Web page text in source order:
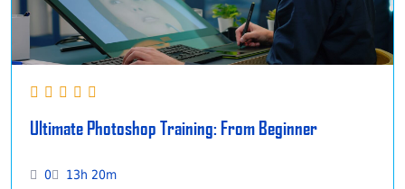
Ultimate Photoshop Training: From Beginner
0 13h 20m